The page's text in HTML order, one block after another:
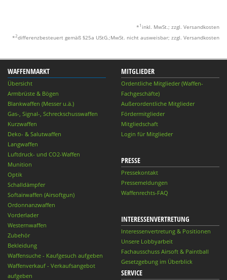
* 1 inkl. MwSt.; zzgl. Versandkosten
*2differenzbesteuert gemäß §25a UStG.;MwSt. nicht ausweisbar; zzgl. Versandkosten
WAFFENMARKT
Übersicht
Armbrüste & Bögen
Blankwaffen (Messer u.ä.)
Gas-, Signal-, Schreckschusswaffen
Kurzwaffen
Deko- & Salutwaffen
Langwaffen
Luftdruck- und CO2-Waffen
Munition
Optik
Schalldämpfer
Softairwaffen (Airsoftgun)
Ordonnanzwaffen
Vorderlader
Westernwaffen
Zubehör
Bekleidung
Waffensuche - Kaufgesuch aufgeben
Waffenverkauf - Verkaufsangebot
aufgeben
MITGLIEDER
Ordentliche Mitglieder (Waffen-
Fachgeschäfte)
Außerordentliche Mitglieder
Fördermitglieder
Mitgliedschaft
Login für Mitglieder
PRESSE
Pressekontakt
Pressemeldungen
Waffenrechts-FAQ
INTERESSENVERTRETUNG
Interessenvertretung & Positionen
Unsere Lobbyarbeit
Fachausschuss Airsoft & Paintball
Gesetzgebung im Überblick
SERVICE